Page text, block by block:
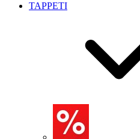
TAPPETI